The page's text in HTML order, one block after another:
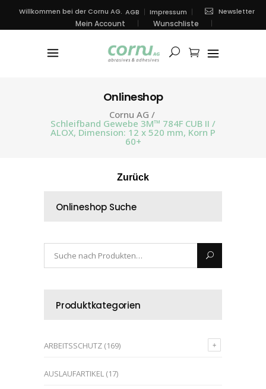
Willkommen bei der Cornu AG. AGB Impressum Newsletter
Mein Account Wunschliste
Onlineshop
Cornu AG /
Schleifband Gewebe 3M™ 784F CUB II /
ALOX, Dimension: 12 x 520 mm, Korn P
60+
Zurück
Onlineshop Suche
Produktkategorien
ARBEITSSCHUTZ (169)
AUSLAUFARTIKEL (17)